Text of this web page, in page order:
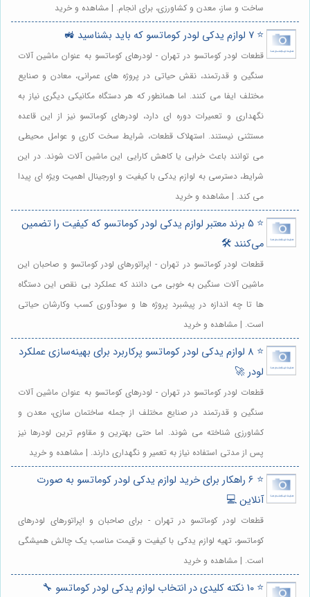
ساخت و ساز، معدن و کشاورزی، برای انجام. | مشاهده و خرید
⭐️ 7 لوازم یدکی لودر کوماتسو که باید بشناسید 🚜
قطعات لودر کوماتسو در تهران - لودرهای کوماتسو به عنوان ماشین آلات
سنگین و قدرتمند، نقش حیاتی در پروژه های عمرانی، معادن و صنایع
مختلف ایفا می کنند. اما همانطور که هر دستگاه مکانیکی دیگری نیاز به
نگهداری و تعمیرات دوره ای دارد، لودرهای کوماتسو نیز از این قاعده
مستثنی نیستند. استهلاک قطعات، شرایط سخت کاری و عوامل محیطی
می توانند باعث خرابی یا کاهش کارایی این ماشین آلات شوند. در این
شرایط، دسترسی به لوازم یدکی با کیفیت و اورجینال اهمیت ویژه ای پیدا
می کند. | مشاهده و خرید
⭐️ 5 برند معتبر لوازم یدکی لودر کوماتسو که کیفیت را تضمین
می‌کنند 🛠️
قطعات لودر کوماتسو در تهران - اپراتورهای لودر کوماتسو و صاحبان این
ماشین آلات سنگین به خوبی می دانند که عملکرد بی نقص این دستگاه
ها تا چه اندازه در پیشبرد پروژه ها و سودآوری کسب وکارشان حیاتی
است. | مشاهده و خرید
⭐️ 8 لوازم یدکی لودر کوماتسو پرکاربرد برای بهینه‌سازی عملکرد
لودر 🚀
قطعات لودر کوماتسو در تهران - لودرهای کوماتسو به عنوان ماشین آلات
سنگین و قدرتمند در صنایع مختلف از جمله ساختمان سازی، معدن و
کشاورزی شناخته می شوند. اما حتی بهترین و مقاوم ترین لودرها نیز
پس از مدتی استفاده نیاز به تعمیر و نگهداری دارند. | مشاهده و خرید
⭐️ 6 راهکار برای خرید لوازم یدکی لودر کوماتسو به صورت
آنلاین 💻
قطعات لودر کوماتسو در تهران - برای صاحبان و اپراتورهای لودرهای
کوماتسو، تهیه لوازم یدکی با کیفیت و قیمت مناسب یک چالش همیشگی
است. | مشاهده و خرید
⭐️ 10 نکته کلیدی در انتخاب لوازم یدکی لودر کوماتسو 🔧